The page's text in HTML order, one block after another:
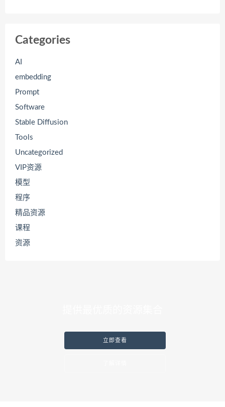
Categories
AI
embedding
Prompt
Software
Stable Diffusion
Tools
Uncategorized
VIP资源
模型
程序
精品资源
课程
资源
立即查看